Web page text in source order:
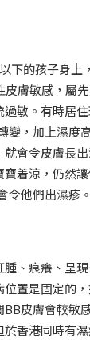
下的孩子身上
膚敏感，屬
敏。有時居
變，加上濕度
會令皮膚長出
着涼，仍然讓
令他們出濕疹。
、痕癢、呈
置是固定的
皮膚會較敏
香港同時有